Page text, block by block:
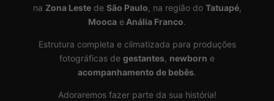
na Zona Lestede São Paulo, na região do Tatuapé,
Mooca e Anália Franco.
Estrutura completa e climatizada para produções
fotográficas de gestantes, newborn e
acompanhamento de bebês.
Adoraremos fazer parte da sua história!